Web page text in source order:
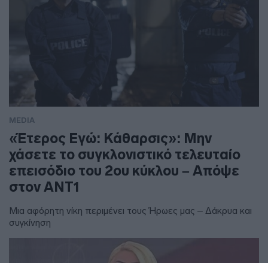
MEDIA
«Έτερος Εγώ: Κάθαρσις»: Μην
χάσετε το συγκλονιστικό τελευταίο
επεισόδιο του 2ου κύκλου – Απόψε
στον ΑΝΤ1
Μια αφόρητη νίκη περιμένει τους Ήρωες μας – Δάκρυα και
συγκίνηση